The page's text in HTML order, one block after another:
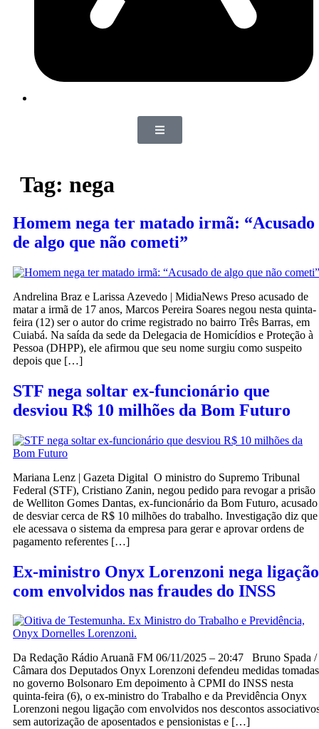
Tag: nega
Homem nega ter matado irmã: “Acusado
de algo que não cometi”
Andrelina Braz e Larissa Azevedo | MidiaNews Preso acusado de
matar a irmã de 17 anos, Marcos Pereira Soares negou nesta quinta-
feira (12) ser o autor do crime registrado no bairro Três Barras, em
Cuiabá. Na saída da sede da Delegacia de Homicídios e Proteção à
Pessoa (DHPP), ele afirmou que seu nome surgiu como suspeito
depois que […]
STF nega soltar ex-funcionário que
desviou R$ 10 milhões da Bom Futuro
Mariana Lenz | Gazeta Digital O ministro do Supremo Tribunal
Federal (STF), Cristiano Zanin, negou pedido para revogar a prisão
de Welliton Gomes Dantas, ex-funcionário da Bom Futuro, acusado
de desviar cerca de R$ 10 milhões do trabalho. Investigação diz que
ele acessava o sistema da empresa para gerar e aprovar ordens de
pagamento referentes […]
Ex-ministro Onyx Lorenzoni nega ligação
com envolvidos nas fraudes do INSS
Da Redação Rádio Aruanã FM 06/11/2025 – 20:47 Bruno Spada /
Câmara dos Deputados Onyx Lorenzoni defendeu medidas tomadas
no governo Bolsonaro Em depoimento à CPMI do INSS nesta
quinta-feira (6), o ex-ministro do Trabalho e da Previdência Onyx
Lorenzoni negou ligação com envolvidos nos descontos
sem autorização de aposentados e pensionistas e […]